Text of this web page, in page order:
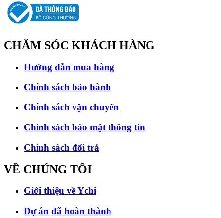
CHĂM SÓC KHÁCH HÀNG
Hướng dẫn mua hàng
Chính sách bảo hành
Chính sách vận chuyển
Chính sách bảo mật thông tin
Chính sách đổi trả
VỀ CHÚNG TÔI
Giới thiệu về Ychi
Dự án đã hoàn thành